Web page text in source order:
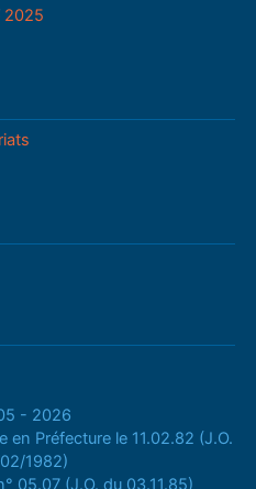
2025
- 2026
en Préfecture le 11.02.82 (J.O.
1982)
05.07 (J.O. du 03.11.85)